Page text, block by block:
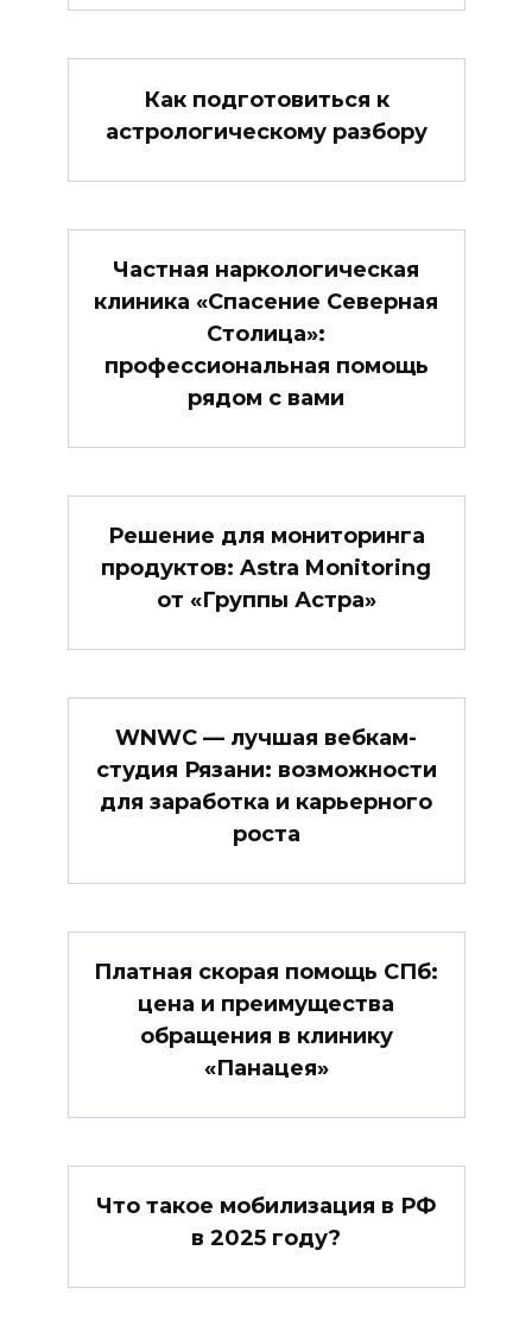
Как подготовиться к
астрологическому разбору
Частная наркологическая
клиника «Спасение Северная
Столица»:
профессиональная помощь
рядом с вами
Решение для мониторинга
продуктов: Astra Monitoring
от «Группы Астра»
WNWC — лучшая вебкам-
студия Рязани: возможности
для заработка и карьерного
роста
Платная скорая помощь СПб:
цена и преимущества
обращения в клинику
«Панацея»
Что такое мобилизация в РФ
в 2025 году?